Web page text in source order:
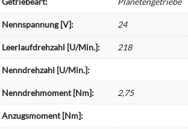
Nennspannung [V]: 24
Leerlaufdrehzahl [U/Min.]: 218
Nenndrehzahl [U/Min.]:
Nenndrehmoment [Nm]: 2,75
Anzugsmoment [Nm]: